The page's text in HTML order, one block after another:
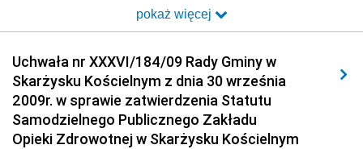
Dziennik Urzędowy Ministra Transportu i Budownictwa
Elektronicznej
Dziennik Urzędowy Ministra Spraw Wewnętrznych i
Administracji
Dziennik Urzędowy Ministra Transportu
pokaż więcej
Uchwała nr XXXVI/184/09 Rady Gminy w
Skarżysku Kościelnym z dnia 30 września
2009r. w sprawie zatwierdzenia Statutu
Samodzielnego Publicznego Zakładu
Opieki Zdrowotnej w Skarżysku Kościelnym